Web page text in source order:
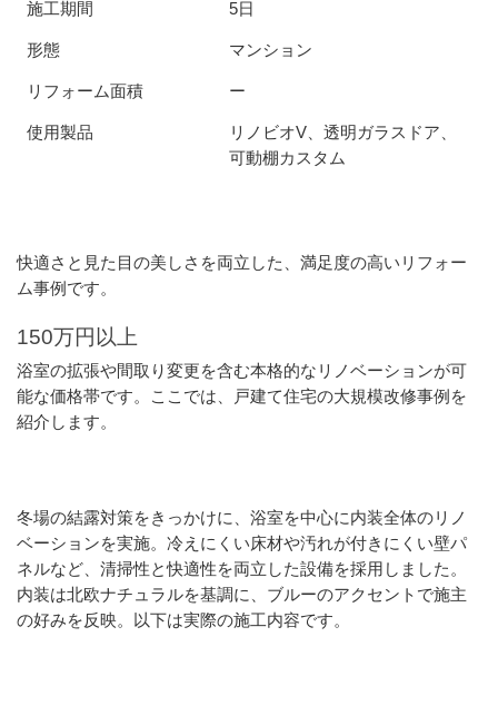
施工期間 5日
形態 マンション
リフォーム面積 ー
使用製品
リノビオV、透明ガラスドア、
可動棚カスタム
快適さと見た目の美しさを両立した、満足度の高いリフォー
ム事例です。
150万円以上
浴室の拡張や間取り変更を含む本格的なリノベーションが可
能な価格帯です。ここでは、戸建て住宅の大規模改修事例を
紹介します。
冬場の結露対策をきっかけに、浴室を中心に内装全体のリノ
ベーションを実施。冷えにくい床材や汚れが付きにくい壁パ
ネルなど、清掃性と快適性を両立した設備を採用しました。
内装は北欧ナチュラルを基調に、ブルーのアクセントで施主
の好みを反映。以下は実際の施工内容です。